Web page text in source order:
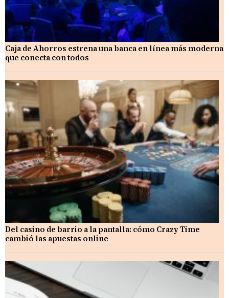
Caja de Ahorros estrena una banca en línea más moderna
que conecta con todos
Del casino de barrio a la pantalla: cómo Crazy Time
cambió las apuestas online